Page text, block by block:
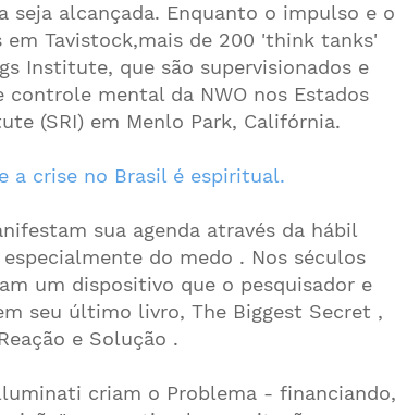
seja alcançada. Enquanto o impulso e o
Tavistock,mais de 200 'think tanks'
Institute, que são supervisionados e
mental da NWO nos Estados
(SRI) em Menlo Park, Califórnia.
a crise no Brasil é espiritual.
sua agenda através da hábil
do medo . Nos séculos
um dispositivo que o pesquisador e
seu último livro, The Biggest Secret ,
e Solução .
criam o Problema - financiando,